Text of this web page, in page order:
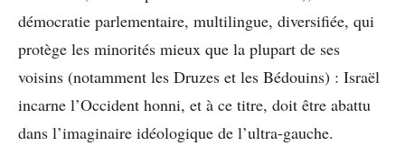
démocratie parlementaire, multilingue, diversifiée, qui
protège les minorités mieux que la plupart de ses
voisins (notamment les Druzes et les Bédouins) : Israël
incarne l’Occident honni, et à ce titre, doit être abattu
dans l’imaginaire idéologique de l’ultra-gauche.